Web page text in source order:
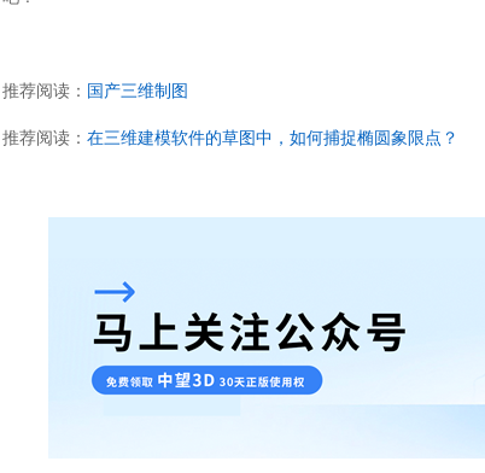
推荐阅读： 国产三维制图
推荐阅读： 在三维建模软件的草图中，如何捕捉椭圆象限点？